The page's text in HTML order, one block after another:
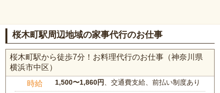
桜木町駅周辺地域の家事代行のお仕事
桜木町駅から徒歩7分！お料理代行のお仕事（神奈川県
横浜市中区）
時給 1,500〜1,860円、交通費支給、前払い制度あり